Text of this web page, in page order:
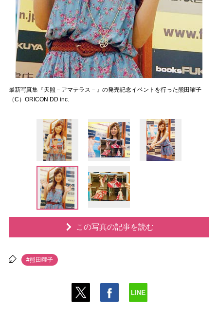
最新写真集『天照－アマテラス－』の発売記念イベントを行った熊田曜子
（C）ORICON DD inc.
この写真の記事を読む
#熊田曜子